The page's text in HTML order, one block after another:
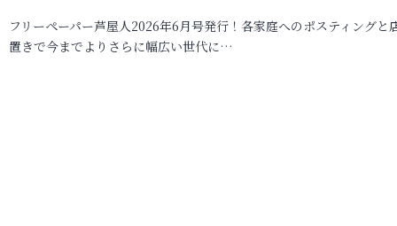
フリーペーパー芦屋人2026年6月号発行！各家庭へのポスティングと
置きで今までよりさらに幅広い世代に…